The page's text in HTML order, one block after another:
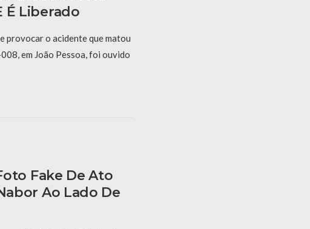
É Liberado
provocar o acidente que matou
em João Pessoa, foi ouvido
Fake De Ato
Ao Lado De